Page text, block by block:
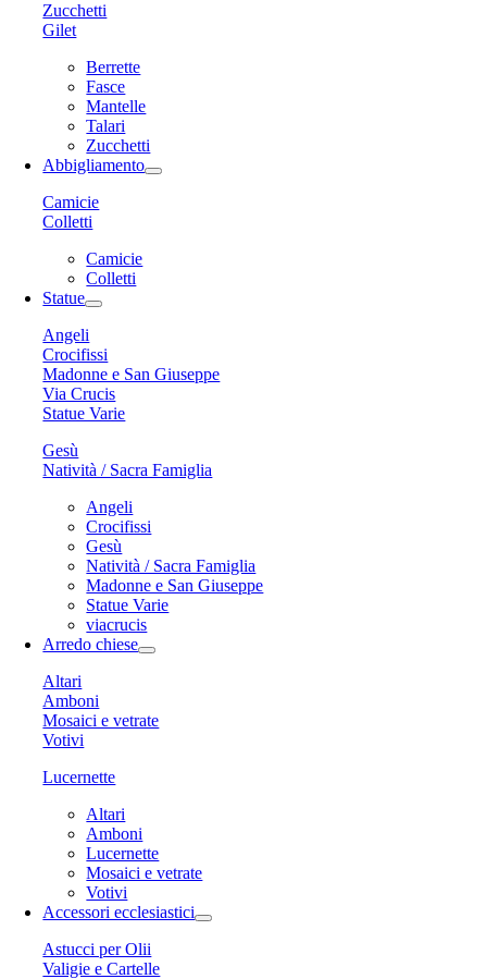
Zucchetti
Gilet
Berrette
Fasce
Mantelle
Talari
Zucchetti
Abbigliamento
Camicie
Colletti
Camicie
Colletti
Statue
Angeli
Crocifissi
Madonne e San Giuseppe
Via Crucis
Statue Varie
Gesù
Natività / Sacra Famiglia
Angeli
Crocifissi
Gesù
Natività / Sacra Famiglia
Madonne e San Giuseppe
Statue Varie
viacrucis
Arredo chiese
Altari
Amboni
Mosaici e vetrate
Votivi
Lucernette
Altari
Amboni
Lucernette
Mosaici e vetrate
Votivi
Accessori ecclesiastici
Astucci per Olii
Valigie e Cartelle